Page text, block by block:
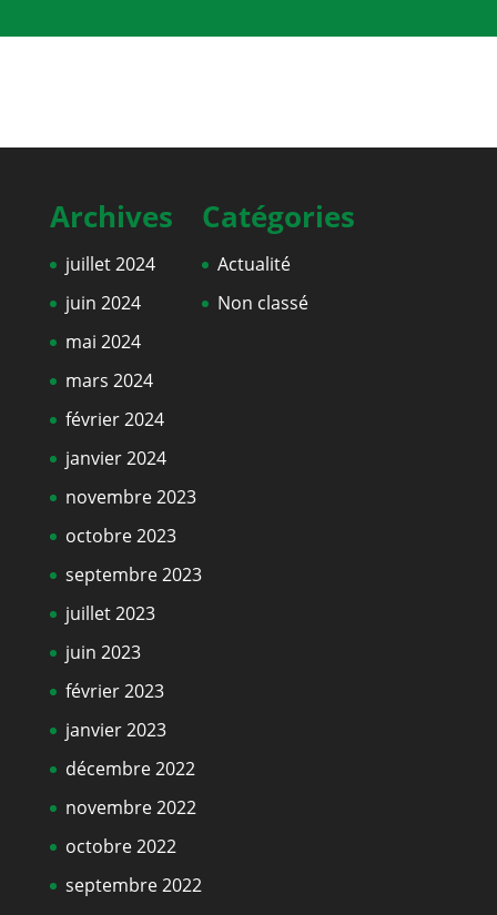
Archives
juillet 2024
juin 2024
mai 2024
mars 2024
février 2024
janvier 2024
novembre 2023
octobre 2023
septembre 2023
juillet 2023
juin 2023
février 2023
janvier 2023
décembre 2022
novembre 2022
octobre 2022
septembre 2022
Catégories
Actualité
Non classé